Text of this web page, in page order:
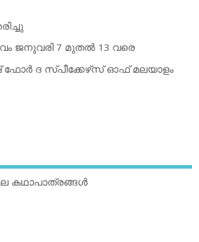
ജനുവരി 7 മുതല്‍ 13 വരെ
ഫോര്‍ ദ സ്പീക്കേഴ്‌സ് ഓഫ് മലയാളം
കഥാപാത്രങ്ങള്‍